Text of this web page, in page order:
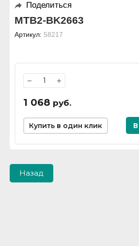
Поделиться
MTB2-BK2663
Артикул: 58217
− +
1 068 руб.
Купить в один клик
Назад